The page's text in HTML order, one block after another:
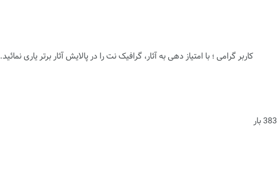
کاربر گرامی ؛ با امتیاز دهیبه آثار، گرافیک نت را در پالایش آثار برتر یاری نمائید.